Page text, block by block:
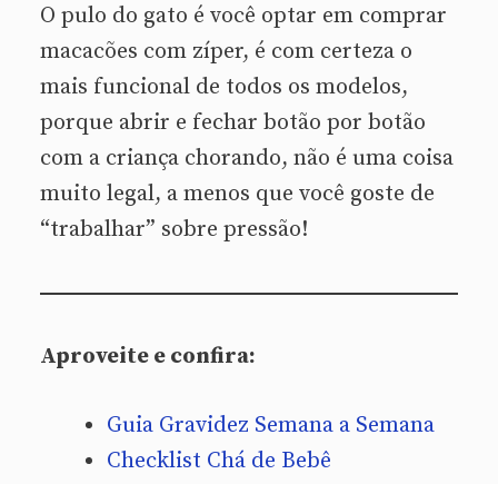
O pulo do gato é você optar em comprar
macacões com zíper, é com certeza o
mais funcional de todos os modelos,
porque abrir e fechar botão por botão
com a criança chorando, não é uma coisa
muito legal, a menos que você goste de
“trabalhar” sobre pressão!
Aproveite e confira:
Guia Gravidez Semana a Semana
Checklist Chá de Bebê